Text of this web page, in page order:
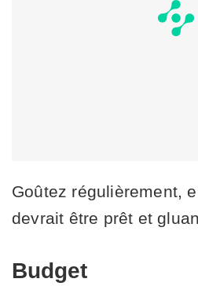
Goûtez régulièrement,
devrait être prêt et
Budget